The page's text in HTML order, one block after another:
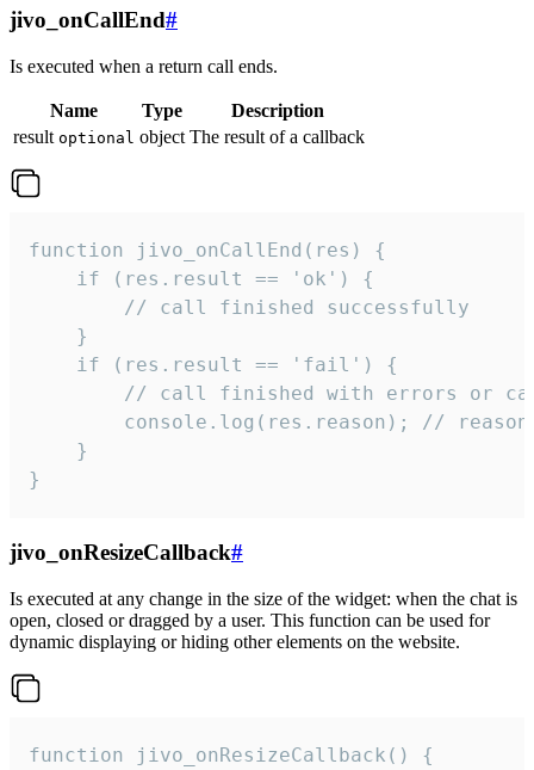
jivo_onCallEnd#
Is executed when a return call ends.
Name Type
Description
result optional object The result of a callback
function jivo_onCallEnd(res) {
    if (res.result == 'ok') {
        // call finished successfully
    }
    if (res.result == 'fail') {
// call finished with errors or
console.log(res.reason); //
    }
}
jivo_onResizeCallback#
Is executed at any change in the size of the widget: when the chat is
open, closed or dragged by a user. This function can be used for
dynamic displaying or hiding other elements on the website.
function jivo_onResizeCallback() {